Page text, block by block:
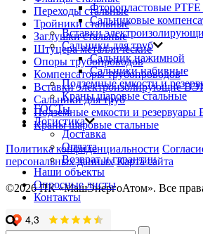
Переходы стальные
Тройники стальные
Заглушки стальные
Штуцера металлические
Опоры трубопроводов
Компенсаторы трубопроводов
Вставки электроизолирующие
Сальники для труб
Подземные емкости и
Краны шаровые стальные
Политика конфиденциальности
персональных данных Карта сайта
©2026 ПК «МашЭнергоАтом». Все
Фторопластовые
Сальниковые
Вставки
Сальники для труб
Сальник нажимной
Сальники набивные
Подземные емкости и
Краны шаровые стальные
ГОСТы
Логистика
Доставка
Оплата
Возврат и гарантии
Наши объекты
Опросные листы
Контакты